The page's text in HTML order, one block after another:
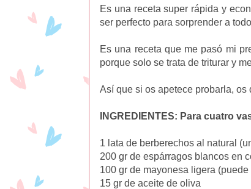
Es una receta super rápida y
ser perfecto para sorprender a
Es una receta que me pasó mi
porque solo se trata de triturar y
Así que si os apetece probarla, os
INGREDIENTES: Para cuatro
1 lata de berberechos al natural
200 gr de espárragos blancos en
100 gr de mayonesa ligera
15 gr de aceite de oliva